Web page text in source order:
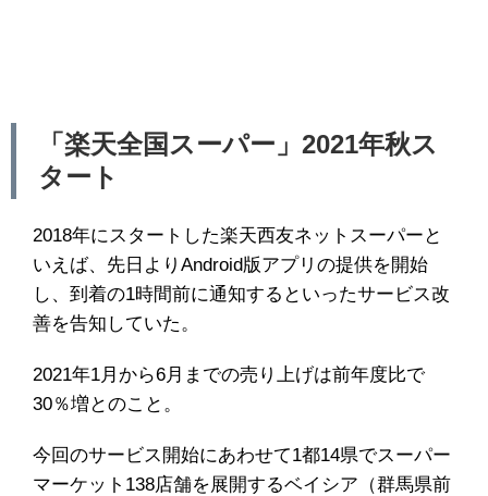
「楽天全国スーパー」2021年秋ス
タート
2018年にスタートした楽天西友ネットスーパーと
いえば、先日よりAndroid版アプリの提供を開始
し、到着の1時間前に通知するといったサービス改
善を告知していた。
2021年1月から6月までの売り上げは前年度比で
30％増とのこと。
今回のサービス開始にあわせて1都14県でスーパー
マーケット138店舗を展開するベイシア（群馬県前